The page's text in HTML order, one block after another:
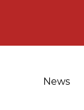
News